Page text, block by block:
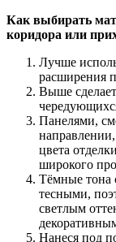
Как выбирать
коридора или
Лучше
расширения
Выше
Панелями,
цвета
широкого
Тёмные тона
тесными,
светлым
Нанеся под